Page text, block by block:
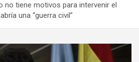
no tiene motivos para intervenir el
una “guerra civil”